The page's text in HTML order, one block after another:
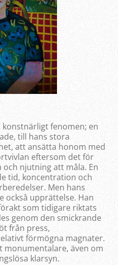
fenomen; en
till hans stora
att ansätta honom med
eftersom det för
och njutning att måla. En
tid, koncentration och
Men hans
också upprättelse. Han
som tidigare riktats
genom den smickrande
från press,
förmögna magnater.
monumentalare, även om
klarsyn.